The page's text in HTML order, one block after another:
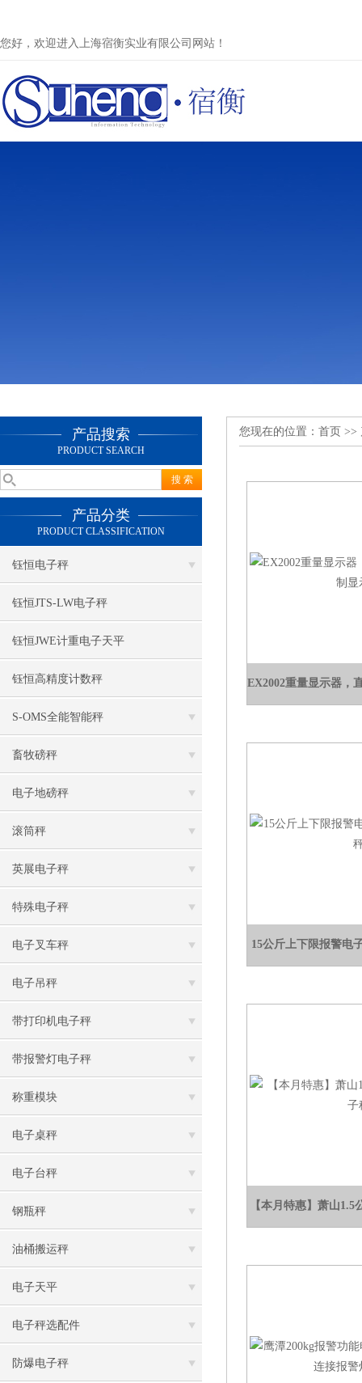
您好，欢迎进入上海宿衡实业有限公司网站！
产品搜索
PRODUCT SEARCH
产品分类
PRODUCT CLASSIFICATION
钰恒电子秤
钰恒JTS-LW电子秤
钰恒JWE计重电子天平
钰恒高精度计数秤
S-OMS全能智能秤
畜牧磅秤
电子地磅秤
滚筒秤
英展电子秤
特殊电子秤
电子叉车秤
电子吊秤
带打印机电子秤
带报警灯电子秤
称重模块
电子桌秤
电子台秤
钢瓶秤
油桶搬运秤
电子天平
电子秤选配件
防爆电子秤
您现在的位置： 首页 >>
15公斤上下限报警电
【本月特惠】萧山